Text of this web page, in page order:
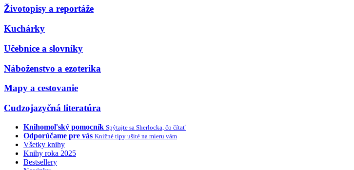
Životopisy a reportáže
Kuchárky
Učebnice a slovníky
Náboženstvo a ezoterika
Mapy a cestovanie
Cudzojazyčná literatúra
Knihomoľský pomocník Spýtajte sa Sherlocka, čo čítať
Odporúčame pre vás Knižné tipy ušité na mieru vám
Všetky knihy
Knihy roka 2025
Bestsellery